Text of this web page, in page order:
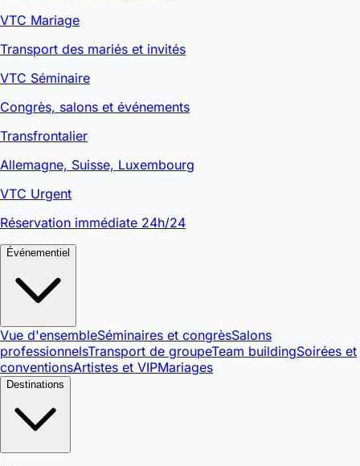
VTC Mariage
Transport des mariés et invités
VTC Séminaire
Congrès, salons et événements
Transfrontalier
Allemagne, Suisse, Luxembourg
VTC Urgent
Réservation immédiate 24h/24
Événementiel
Vue d'ensembleSéminaires et congrèsSalons
professionnelsTransport de groupeTeam buildingSoirées et
conventionsArtistes et VIPMariages
Destinations